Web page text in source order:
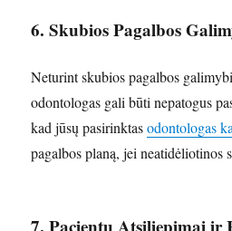
6. Skubios Pagalbos
Neturint skubios pagalbos
odontologas gali būti nepatogus
kad jūsų pasirinktasodontologas
pagalbos planą, jei neatidėliotinos
7. Pacientų Atsiliepimai ir